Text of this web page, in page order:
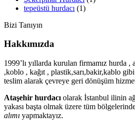
tepeüstü hurdacı (1)
Bizi Tanıyın
Hakkımızda
1999’lı yıllarda kurulan firmamız hurda
,koblo , kağıt , plastik,sarı,bakir,kablo gibi
teslim alarak çevreye geri dönüşüm
Ataşehir hurdacı olarak İstanbul ilinin
yakası başta olmak üzere tüm
alımı yapmaktayız.